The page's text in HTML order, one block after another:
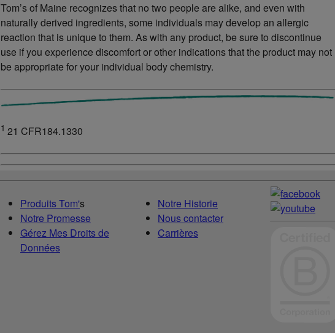
Tom’s of Maine recognizes that no two people are alike, and even with
naturally derived ingredients, some individuals may develop an allergic
reaction that is unique to them. As with any product, be sure to discontinue
use if you experience discomfort or other indications that the product may not
be appropriate for your individual body chemistry.
1 21 CFR184.1330
Produits Tom's
Notre Promesse
Gérez Mes Droits de
Données
Notre Historie
Nous contacter
Carrières